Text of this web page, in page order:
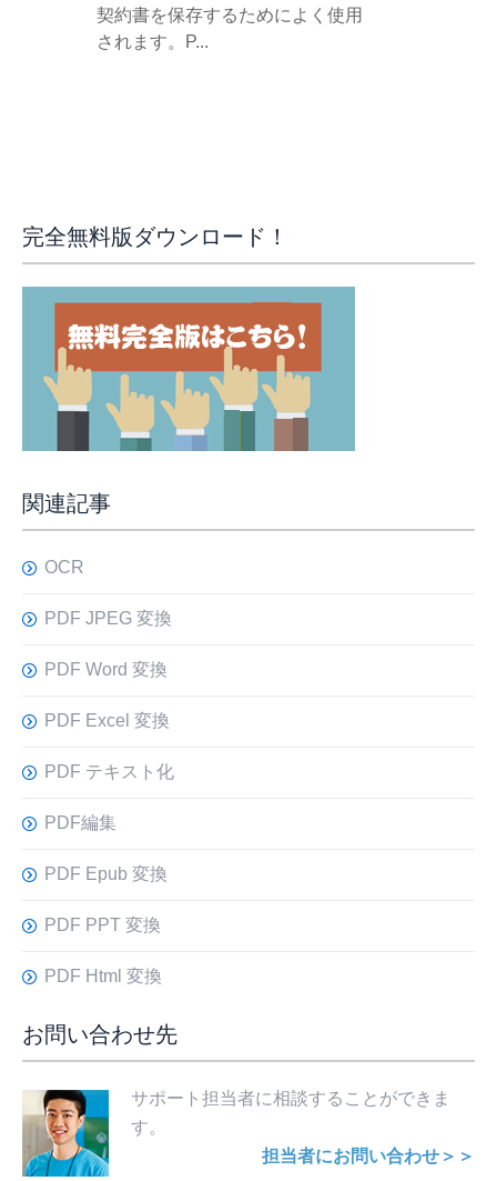
契約書を保存するためによく使用
されます。P...
完全無料版ダウンロード！
関連記事
OCR
PDF JPEG 変換
PDF Word 変換
PDF Excel 変換
PDF テキスト化
PDF編集
PDF Epub 変換
PDF PPT 変換
PDF Html 変換
お問い合わせ先
サポート担当者に相談することができま
す。
担当者にお問い合わせ＞＞